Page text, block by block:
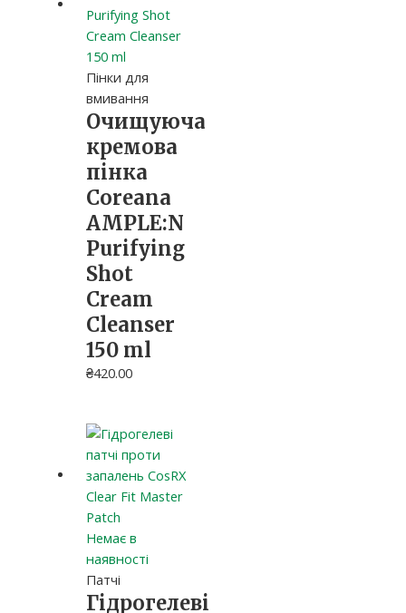
Пінки для
вмивання
Очищуюча
кремова
пінка
Coreana
AMPLE:N
Purifying
Shot
Cream
Cleanser
150 ml
₴420.00
Немає в
наявності
Патчі
Гідрогелеві